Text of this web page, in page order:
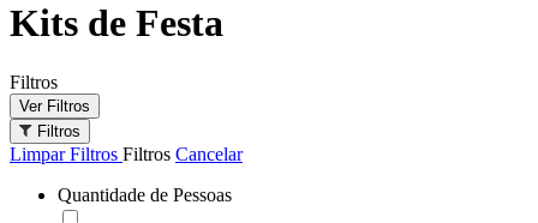
Kits de Festa
Filtros
Ver Filtros
Filtros
Limpar Filtros Filtros Cancelar
Quantidade de Pessoas